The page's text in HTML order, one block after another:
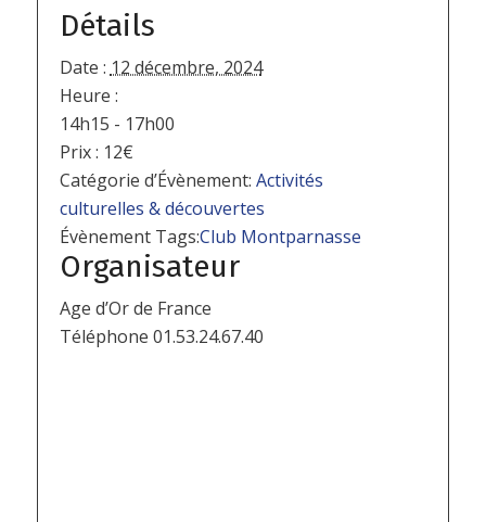
Détails
Date : 12 décembre, 2024
Heure :
14h15 - 17h00
Prix : 12€
Catégorie d’Évènement: Activités
culturelles & découvertes
Évènement Tags:Club Montparnasse
Organisateur
Age d’Or de France
Téléphone 01.53.24.67.40